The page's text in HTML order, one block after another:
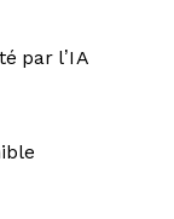
par l’IA